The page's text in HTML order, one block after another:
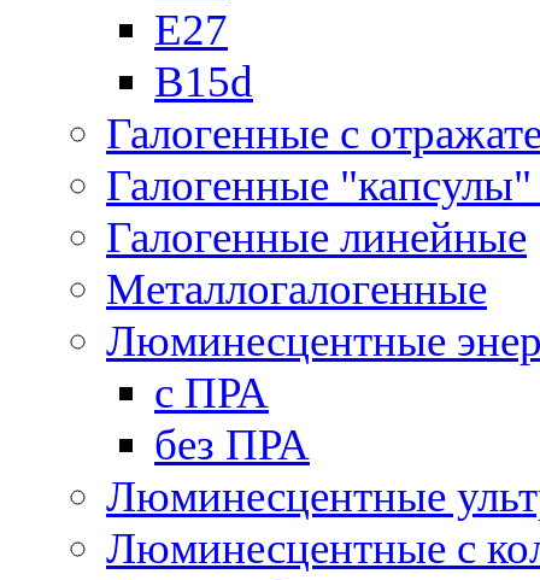
Е27
B15d
Галогенные с
Галогенные "капсулы"
Галогенные линейные
Металлогалогенные
Люминесцентные
с ПРА
без ПРА
Люминесцентные
Люминесцентные с